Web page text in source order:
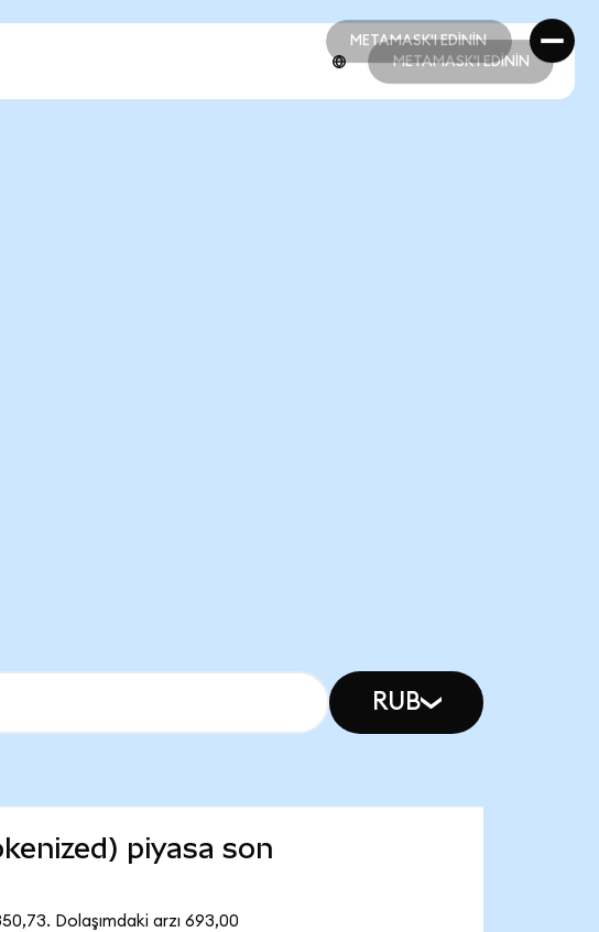
METAMASK'I EDİNİN
METAMASK'I EDİNİN
METAMASK'I EDİNİN
RUB
piyasa son
Dolaşımdaki arzı 693,00